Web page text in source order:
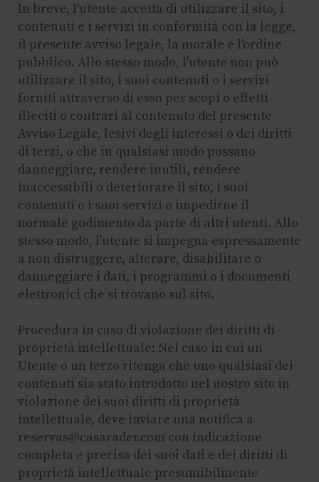
In breve, l'utente accetta di utilizzare il sito, i
contenuti e i servizi in conformità con la legge,
il presente avviso legale, la morale e l'ordine
pubblico. Allo stesso modo, l'utente non può
utilizzare il sito, i suoi contenuti o i servizi
forniti attraverso di esso per scopi o effetti
illeciti o contrari al contenuto del presente
Avviso Legale, lesivi degli interessi o dei diritti
di terzi, o che in qualsiasi modo possano
danneggiare, rendere inutili, rendere
inaccessibili o deteriorare il sito, i suoi
contenuti o i suoi servizi o impedirne il
normale godimento da parte di altri utenti. Allo
stesso modo, l'utente si impegna espressamente
a non distruggere, alterare, disabilitare o
danneggiare i dati, i programmi o i documenti
elettronici che si trovano sul sito.
Procedura in caso di violazione dei diritti di
proprietà intellettuale: Nel caso in cui un
Utente o un terzo ritenga che uno qualsiasi dei
contenuti sia stato introdotto nel nostro sito in
violazione dei suoi diritti di proprietà
intellettuale, deve inviare una notifica a
reservas@casarader.com con indicazione
completa e precisa dei suoi dati e dei diritti di
proprietà intellettuale presumibilmente